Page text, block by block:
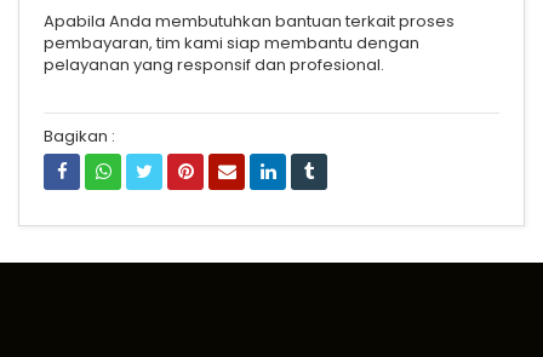
Apabila Anda membutuhkan bantuan terkait proses
pembayaran, tim kami siap membantu dengan
pelayanan yang responsif dan profesional.
Bagikan :